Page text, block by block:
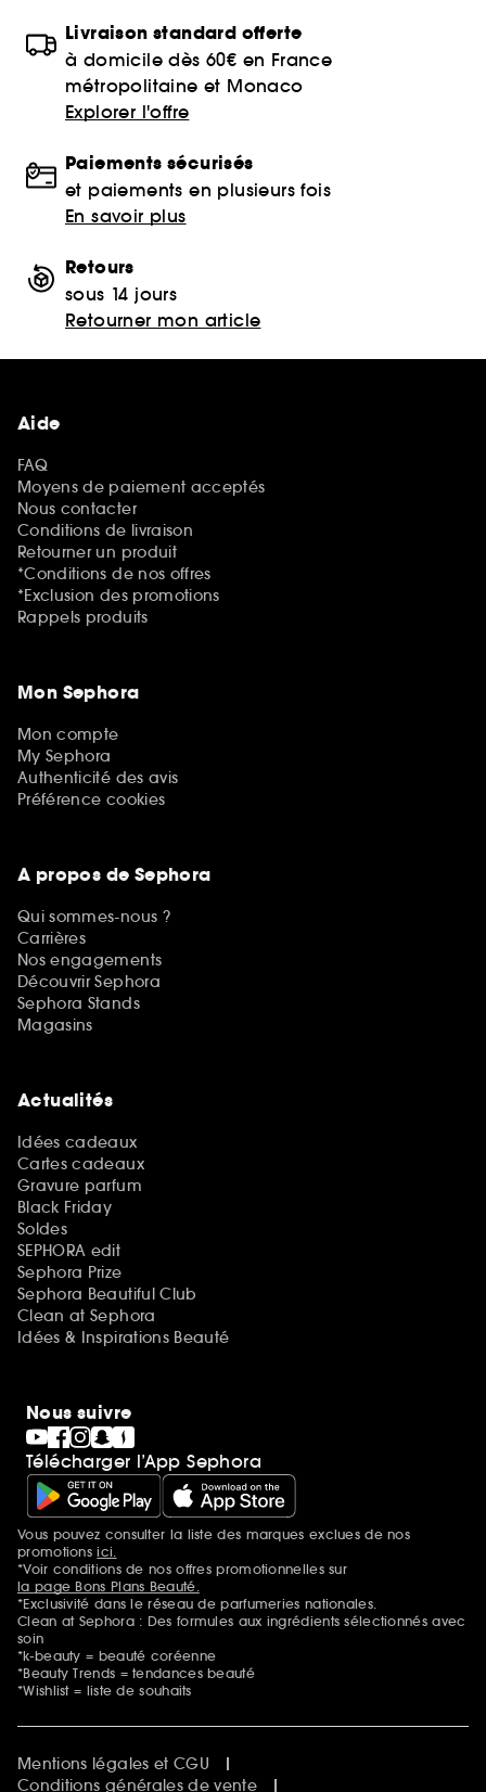
Livraison standard offerte
à domicile dès 60€ en France
métropolitaine et Monaco
Explorer l'offre
Paiements sécurisés
et paiements en plusieurs fois
En savoir plus
Retours
sous 14 jours
Retourner mon article
Aide
FAQ
Moyens de paiement acceptés
Nous contacter
Conditions de livraison
Retourner un produit
*Conditions de nos offres
*Exclusion des promotions
Rappels produits
Mon Sephora
Mon compte
My Sephora
Authenticité des avis
Préférence cookies
A propos de Sephora
Qui sommes-nous ?
Carrières
Nos engagements
Découvrir Sephora
Sephora Stands
Magasins
Actualités
Idées cadeaux
Cartes cadeaux
Gravure parfum
Black Friday
Soldes
SEPHORA edit
Sephora Prize
Sephora Beautiful Club
Clean at Sephora
Idées & Inspirations Beauté
Nous suivre
Télécharger l’App Sephora
Mentions additionnelles
Vous pouvez consulter la liste des marques exclues de nos
promotionsici.
*Voir conditions de nos offres promotionnelles sur
la page Bons Plans Beauté.
*Exclusivité dans le réseau de parfumeries nationales.
Clean at Sephora : Des formules aux ingrédients sélectionnés avec
soin
*k-beauty = beauté coréenne
*Beauty Trends = tendances beauté
*Wishlist = liste de souhaits
Mentions légales et CGU
Conditions générales de vente